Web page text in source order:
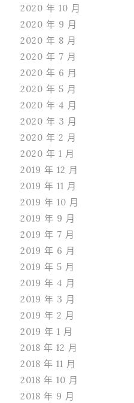
2020 年 10 月
2020 年 9 月
2020 年 8 月
2020 年 7 月
2020 年 6 月
2020 年 5 月
2020 年 4 月
2020 年 3 月
2020 年 2 月
2020 年 1 月
2019 年 12 月
2019 年 11 月
2019 年 10 月
2019 年 9 月
2019 年 7 月
2019 年 6 月
2019 年 5 月
2019 年 4 月
2019 年 3 月
2019 年 2 月
2019 年 1 月
2018 年 12 月
2018 年 11 月
2018 年 10 月
2018 年 9 月